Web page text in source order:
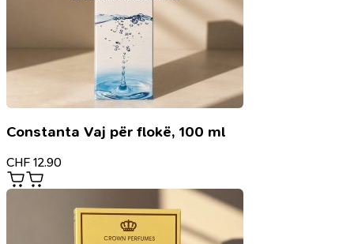
Constanta Vaj për flokë, 100 ml
CHF 12.90